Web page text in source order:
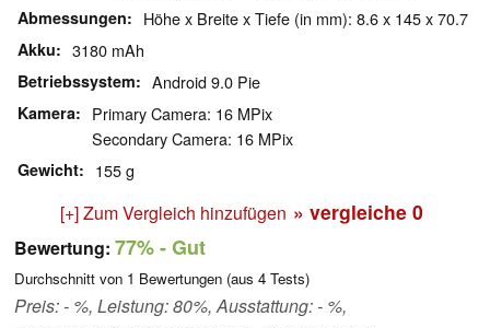
Abmessungen Höhe x Breite x Tiefe (in mm): 8.6 x 145 x 70.7
Akku 3180 mAh
Betriebssystem Android 9.0 Pie
Kamera
Primary Camera: 16 MPix
Secondary Camera: 16 MPix
Gewicht 155 g
[+] Zum Vergleich hinzufügen » vergleiche 0
Bewertung: 77%- Gut
Durchschnitt von 1 Bewertungen (aus 4 Tests)
Preis: - %, Leistung: 80%, Ausstattung: - %,